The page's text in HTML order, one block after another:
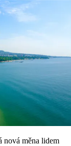
nová měna lidem